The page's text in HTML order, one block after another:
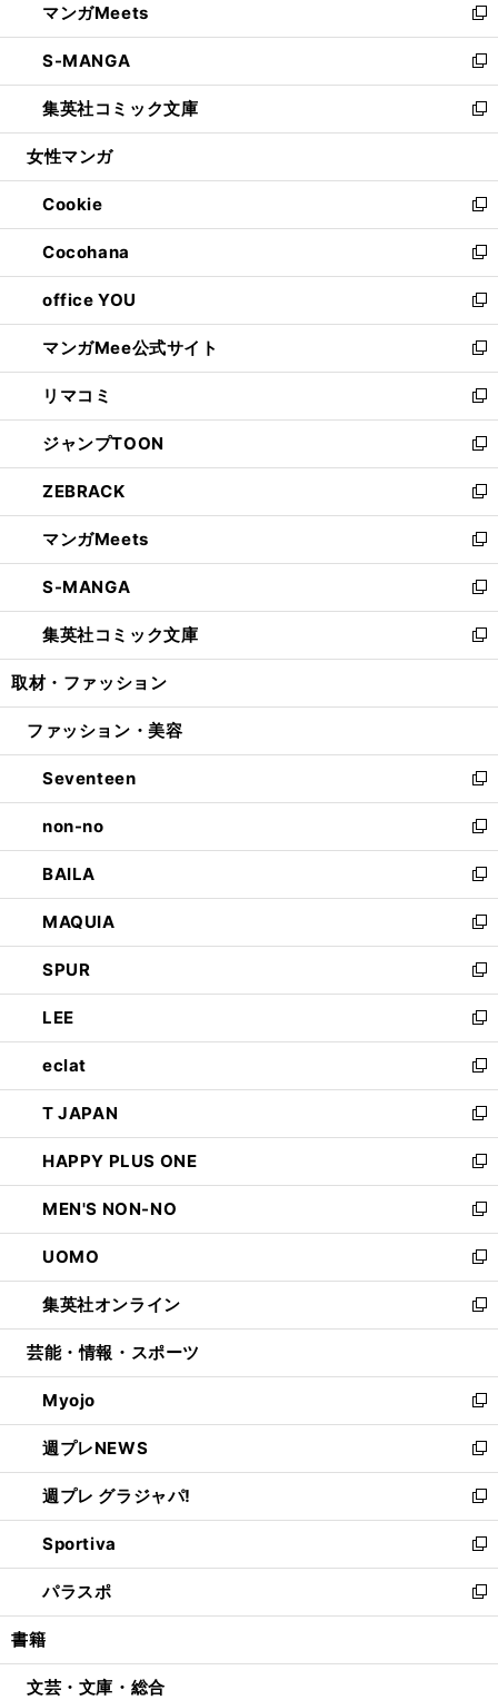
く
で
開
く
ド
ウ
で
開
く
ィ
ン
ド
ウ
で
開
い
ウ
ィ
ン
ド
ウ
開
く
マンガMeets
新
し
い
ウ
ィ
ン
ウ
で
開
く
S-MANGA
新
し
い
ウ
ン
ド
ウ
で
開
く
集英社コミック文庫
新
し
ウ
ィ
ン
ド
ウ
で
開
く
女性マンガ
Cookie
新
し
い
ウ
ィ
ン
ド
ウ
で
開
く
Cocohana
新
し
い
ウ
ィ
ン
ド
ウ
で
開
く
office YOU
新
し
い
ウ
ィ
ン
ド
ウ
で
開
く
マンガMee公式サイト
新
し
い
ウ
ィ
ン
ド
ウ
で
開
く
リマコミ
新
し
い
ウ
ィ
ン
ド
ウ
で
開
く
ジャンプTOON
新
し
い
ウ
ィ
ン
ド
ウ
で
開
ZEBRACK
新
し
い
ウ
ィ
ン
ド
ウ
開
マンガMeets
新
し
い
ウ
ィ
ン
ウ
開
く
S-MANGA
新
し
い
ウ
ン
ウ
で
開
く
集英社コミック文庫
新
し
ウ
ン
ド
ウ
で
開
く
取材・ファッション
ファッション・美容
Seventeen
新
し
い
ウ
ィ
ン
ド
ウ
で
開
く
non-no
新
し
い
ウ
ィ
ン
ド
ウ
で
開
く
BAILA
新
し
い
ウ
ィ
ン
ド
ウ
で
開
く
MAQUIA
新
し
い
ウ
ィ
ン
ド
ウ
で
開
く
SPUR
新
し
い
ウ
ィ
ン
ド
ウ
で
開
く
LEE
新
し
い
ウ
ィ
ン
ド
ウ
で
開
く
eclat
新
し
い
ウ
ィ
ン
ド
ウ
で
開
く
T JAPAN
新
し
い
ウ
ィ
ン
ド
ウ
で
開
HAPPY PLUS ONE
新
し
い
ウ
ィ
ン
ド
ウ
開
く
MEN'S NON-NO
新
し
い
ウ
ィ
ン
ウ
で
開
く
UOMO
新
し
い
ウ
ン
ド
ウ
で
開
く
集英社オンライン
新
し
ウ
ィ
ン
ド
ウ
で
開
く
芸能・情報・スポーツ
Myojo
新
し
い
ウ
ィ
ン
ド
ウ
で
開
週プレNEWS
新
し
い
ウ
ィ
ン
ド
ウ
開
週プレ グラジャパ!
新
し
い
ウ
ィ
ン
ウ
Sportiva
新
し
い
ウ
ン
パラスポ
新
し
ウ
書籍
文芸・文庫・総合